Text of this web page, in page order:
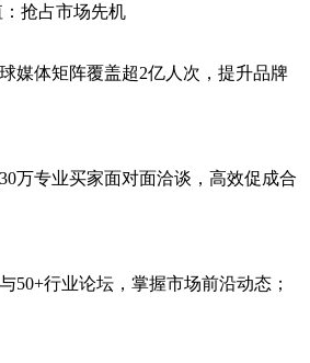
：抢占市场先机
媒体矩阵覆盖超2亿人次，提升品牌
万专业买家面对面洽谈，高效促成合
50+行业论坛，掌握市场前沿动态；